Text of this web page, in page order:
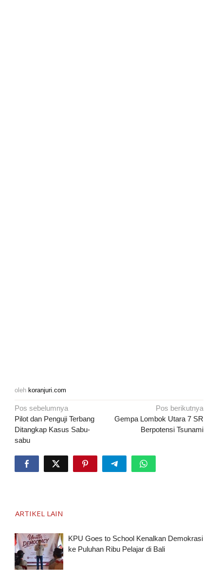
oleh koranjuri.com
Navigasi
pos
Pos sebelumnya
Pilot dan Penguji Terbang
Ditangkap Kasus Sabu-
sabu
Pos berikutnya
Gempa Lombok Utara 7 SR
Berpotensi Tsunami
ARTIKEL LAIN
KPU Goes to School Kenalkan Demokrasi
ke Puluhan Ribu Pelajar di Bali